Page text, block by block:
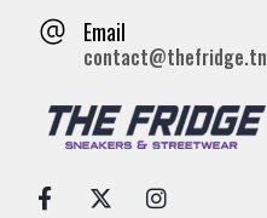
Email
contact@thefridge.tn